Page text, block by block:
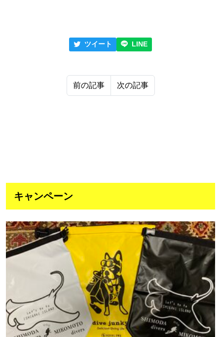
ツイート LINE
前の記事 次の記事
キャンペーン